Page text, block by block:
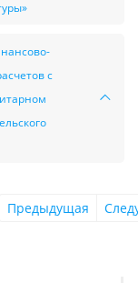
с
Предыдущая